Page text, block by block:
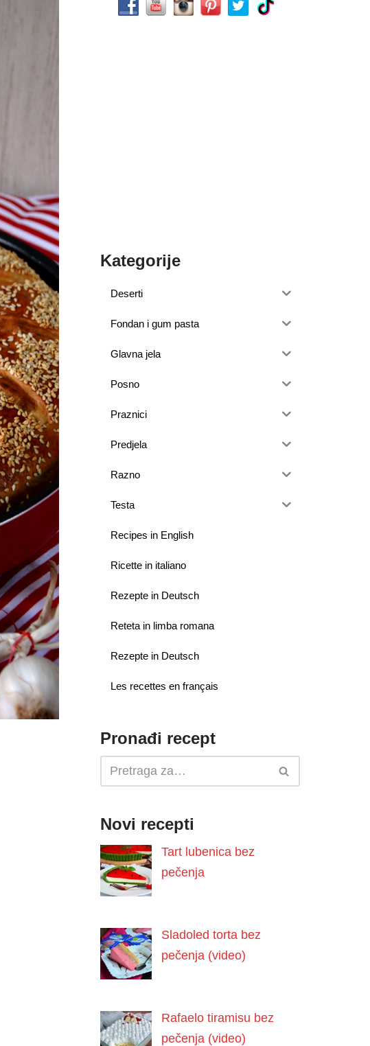
Kategorije
Deserti
Fondan i gum pasta
Glavna jela
Posno
Praznici
Predjela
Razno
Testa
Recipes in English
Ricette in italiano
Rezepte in Deutsch
Reteta in limba romana
Rezepte in Deutsch
Les recettes en français
Pronađi recept
Novi recepti
Tart lubenica bez
pečenja
Sladoled torta bez
pečenja (video)
Rafaelo tiramisu bez
pečenja (video)